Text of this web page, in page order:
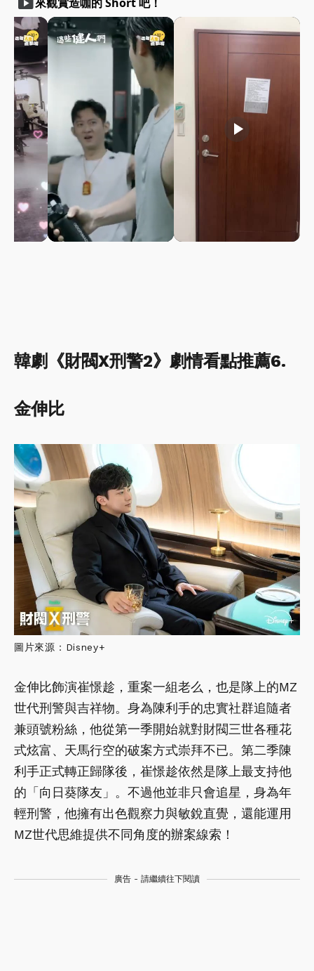
play_arrow play_arrow
韓劇《財閥X刑警2》劇情看點推薦6.
金伸比
圖片來源：Disney+
金伸比飾演崔憬趁，重案一組老么，也是隊上的MZ
世代刑警與吉祥物。身為陳利手的忠實社群追隨者
兼頭號粉絲，他從第一季開始就對財閥三世各種花
式炫富、天馬行空的破案方式崇拜不已。第二季陳
利手正式轉正歸隊後，崔憬趁依然是隊上最支持他
的「向日葵隊友」。不過他並非只會追星，身為年
輕刑警，他擁有出色觀察力與敏銳直覺，還能運用
MZ世代思維提供不同角度的辦案線索！
廣告 - 請繼續往下閱讀